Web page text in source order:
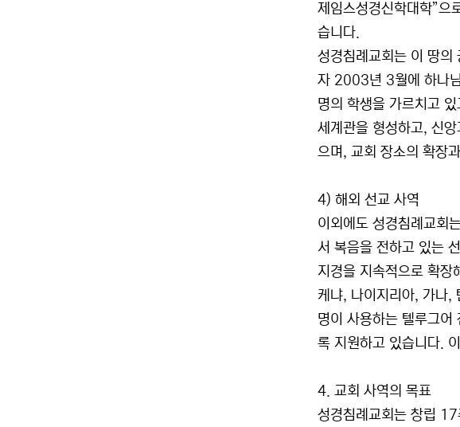
제임스성경신학대학”
습니다.
성경침례교회는 이 땅의
자 2003년 3월에 하나
명의 학생을 가르치고
세계관을 형성하고, 신
으며, 교회 장소의 확장
4) 해외 선교 사역
이외에도 성경침례교회
서 복음을 전하고 있는
지경을 지속적으로 확장
케냐, 나이지리아, 가나,
명이 사용하는 텔루그어
록 지원하고 있습니다.
4. 교회 사역의 목표
성경침례교회는 창립